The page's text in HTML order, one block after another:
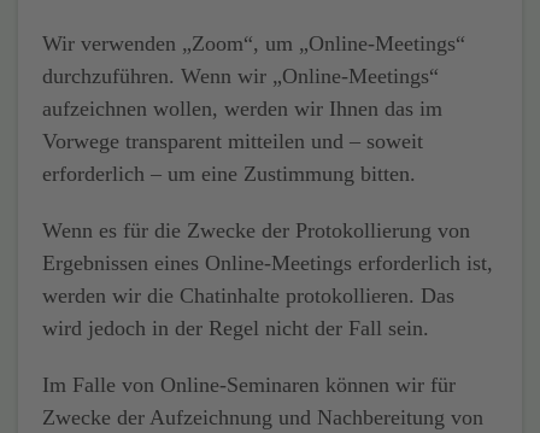
Wir verwenden „Zoom“, um „Online-Meetings“
durchzuführen. Wenn wir „Online-Meetings“
aufzeichnen wollen, werden wir Ihnen das im
Vorwege transparent mitteilen und – soweit
erforderlich – um eine Zustimmung bitten.
Wenn es für die Zwecke der Protokollierung von
Ergebnissen eines Online-Meetings erforderlich ist,
werden wir die Chatinhalte protokollieren. Das
wird jedoch in der Regel nicht der Fall sein.
Im Falle von Online-Seminaren können wir für
Zwecke der Aufzeichnung und Nachbereitung von